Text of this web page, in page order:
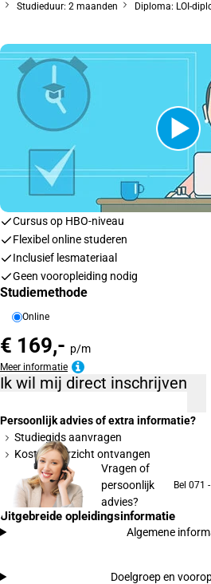
Studieduur: 2 maanden Diploma: LOI-
Cursus op HBO-niveau
Flexibel online studeren
Inclusief lesmateriaal
Geen vooropleiding nodig
Studiemethode
Online
€ 169,- p/m
Meer informatie
Ik wil mij direct inschrijven
Persoonlijk advies of extra informatie?
Studiegids aanvragen
Kostenoverzicht ontvangen
Vragen of
persoonlijk
advies?
Bel 071
Uitgebreide opleidingsinformatie
Algemene
Doelgroep en